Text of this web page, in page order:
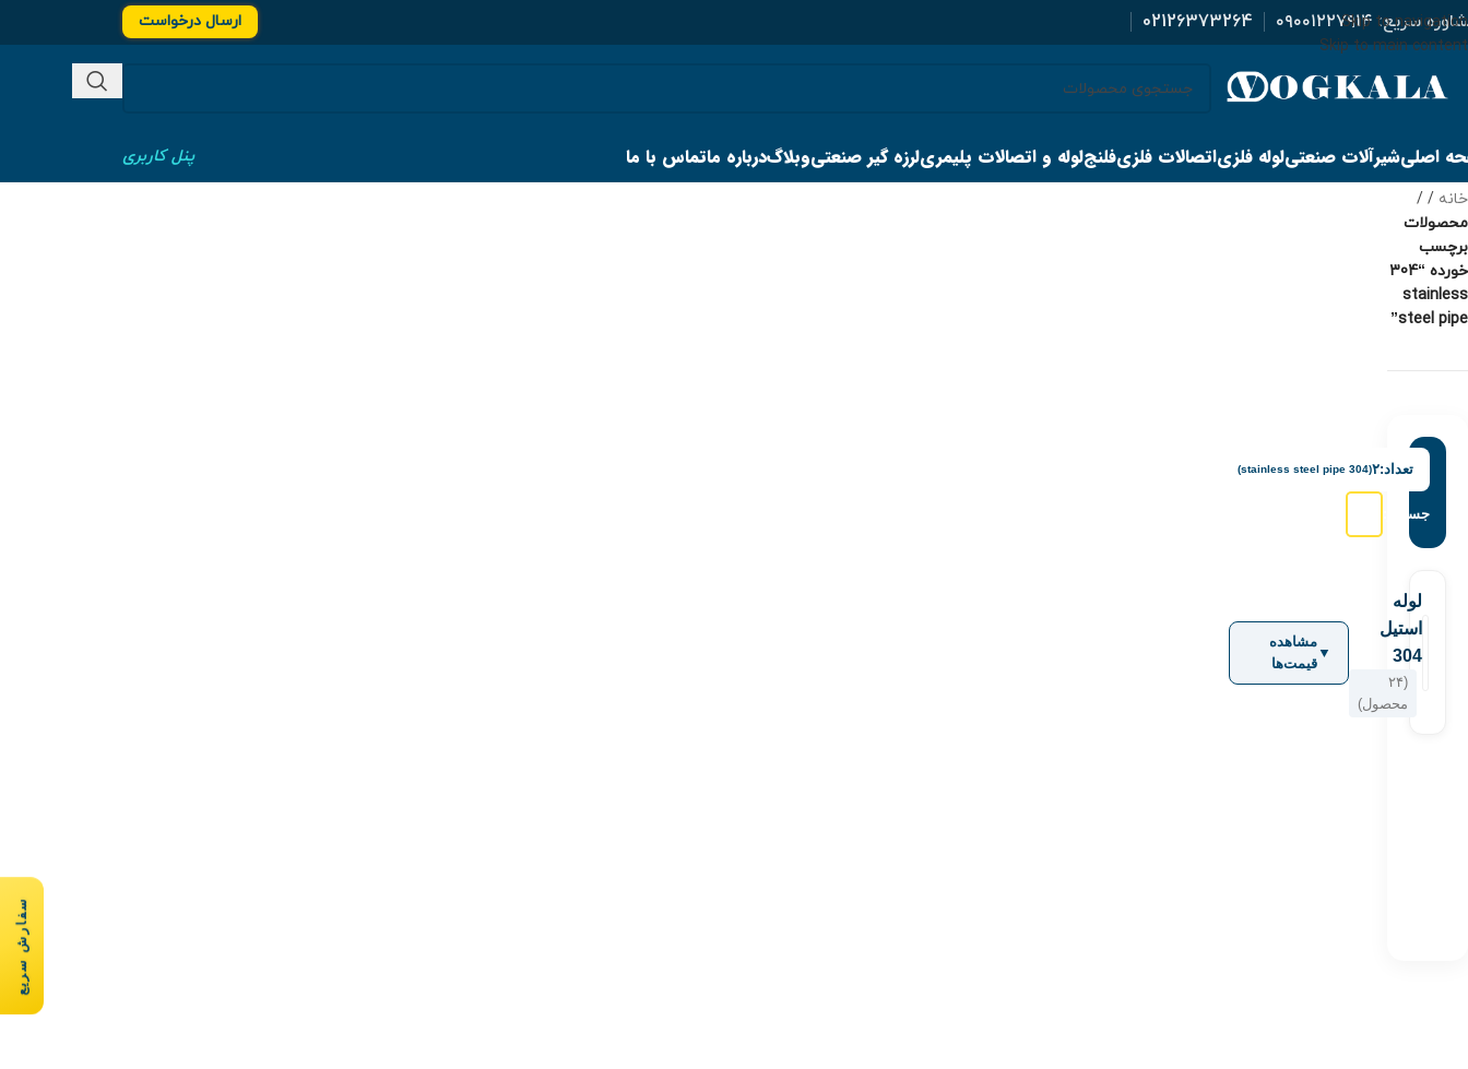
Skip to navigation
Skip to main content
سریع:۰۹۰۰۱۲۲۷۹۱۴ 02126373264 ارسال درخواست
اصلیشیرآلات صنعتیلوله فلزیاتصالات فلزیفلنجلوله و اتصالات پلیمریلرزه گیر صنعتیوبلاگدرباره ماتماس با ما پنل کاربری
خانه /
محصولات
برچسب
خورده “304
stainless
steel pipe”
تعداد:۲(304 stainless steel pipe)
جستجو:
لوله
استیل
304
(۲۴
محصول)
▼
مشاهده
قیمت‌ها
سفارش سریع